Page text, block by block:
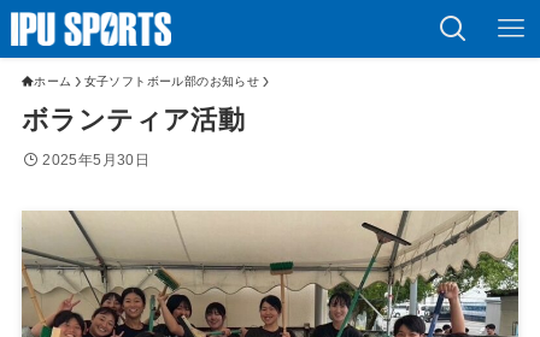
ホーム 女子ソフトボール部のお知らせ
ボランティア活動
2025年5月30日